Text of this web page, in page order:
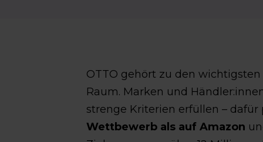
OTTO gehört zu den
Raum. Marken und
strenge Kriterien erfüllen –
Wettbewerb als auf Amazon